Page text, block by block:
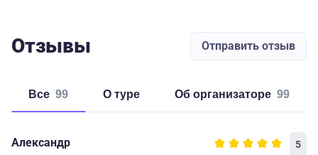
Отзывы Отправить отзыв
Все 99 о туре об организаторе 99
Александр 5